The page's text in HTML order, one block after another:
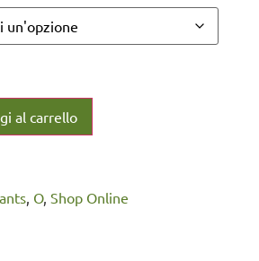
al carrello
O, Shop Online